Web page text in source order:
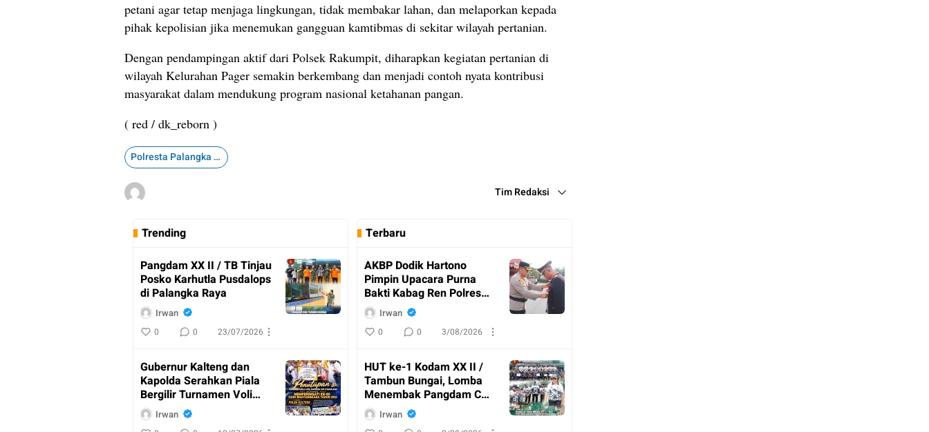
petani agar tetap menjaga lingkungan, tidak membakar lahan, dan melaporkan kepada
pihak kepolisian jika menemukan gangguan kamtibmas di sekitar wilayah pertanian.
Dengan pendampingan aktif dari Polsek Rakumpit, diharapkan kegiatan pertanian di
wilayah Kelurahan Pager semakin berkembang dan menjadi contoh nyata kontribusi
masyarakat dalam mendukung program nasional ketahanan pangan.
( red / dk_reborn )
Polresta Palangka Raya
Tim Redaksi
Trending
Pangdam XX II / TB Tinjau
Posko Karhutla Pusdalops
di Palangka Raya
Irwan
0 0 23/07/2026
Gubernur Kalteng dan
Kapolda Serahkan Piala
Bergilir Turnamen Voli
Kapolda Cup
Irwan
Terbaru
AKBP Dodik Hartono
Pimpin Upacara Purna
Bakti Kabag Ren Polres
Katingan
Irwan
0 0 3/08/2026
HUT ke-1 Kodam XX II /
Tambun Bungai, Lomba
Menembak Pangdam Cup
Resmi Ditutup
Irwan